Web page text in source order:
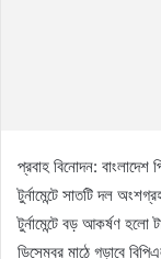
প্রবাহ বিনোদন:
টুর্নামেন্টে সাতটি দল
টুর্নামেন্টে বড় আকর্ষণ
ডিসেম্বর মাঠে গড়াবে